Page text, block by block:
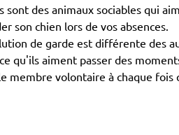
des animaux sociables qui
son chien lors de vos absences.
de garde est différente des
qu'ils aiment passer des
membre volontaire à chaque